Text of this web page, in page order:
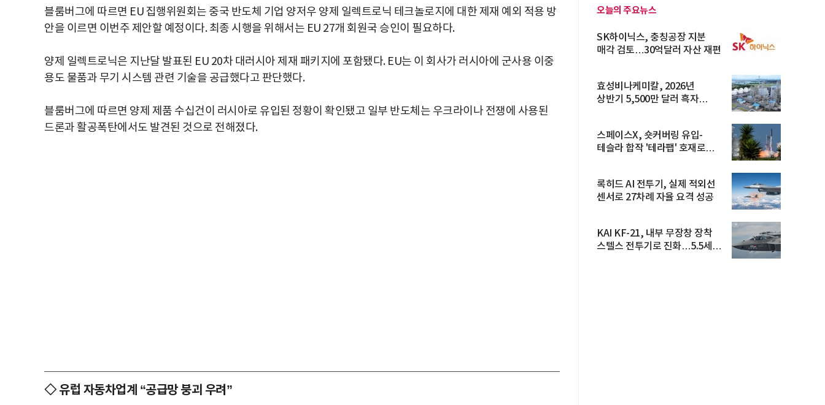
블룸버그에 따르면 EU 집행위원회는 중국 반도체 기업 양저우 양제 일렉트로닉 테크놀로지에 대한 제재 예외 적용 방
안을 이르면 이번주 제안할 예정이다. 최종 시행을 위해서는 EU 27개 회원국 승인이 필요하다.
양제 일렉트로닉은 지난달 발표된 EU 20차 대러시아 제재 패키지에 포함됐다. EU는 이 회사가 러시아에 군사용 이중
용도 물품과 무기 시스템 관련 기술을 공급했다고 판단했다.
블룸버그에 따르면 양제 제품 수십건이 러시아로 유입된 정황이 확인됐고 일부 반도체는 우크라이나 전쟁에 사용된
드론과 활공폭탄에서도 발견된 것으로 전해졌다.
◇ 유럽 자동차업계 “공급망 붕괴 우려”
오늘의 주요뉴스
SK하이닉스, 충칭공장 지분
매각 검토…30억달러 자산 재편
효성비나케미칼, 2026년
상반기 5,500만 달러 흑자
스페이스X, 숏커버링 유입-
테슬라 합작 '테라팹' 호재로
록히드 AI 전투기, 실제 적외선
센서로 27차례 자율 요격 성공
KAI KF-21, 내부 무장창 장착
스텔스 전투기로 진화…5.5세대